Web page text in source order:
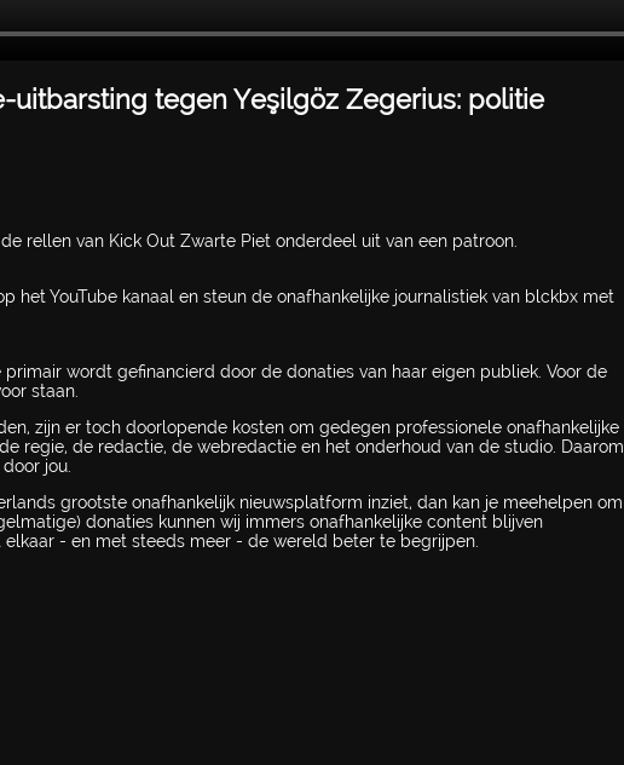
uitbarsting tegen Yeşilgöz Zegerius: politie
rellen van Kick Out Zwarte Piet onderdeel uit van een patroon.
het YouTube kanaal en steun de onafhankelijke journalistiek van blckbx met
wordt gefinancierd door de donaties van haar eigen publiek. Voor de
staan.
zijn er toch doorlopende kosten om gedegen professionele onafhankelijke
regie, de redactie, de webredactie en het onderhoud van de studio. Daarom
jou.
grootste onafhankelijk nieuwsplatform inziet, dan kan je meehelpen om
donaties kunnen wij immers onafhankelijke content blijven
- en met steeds meer - de wereld beter te begrijpen.